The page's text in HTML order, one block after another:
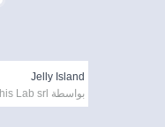
Jelly Island
بواسطة Code This Lab srl